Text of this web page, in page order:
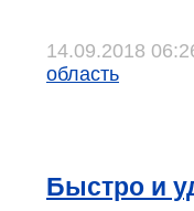
14.09.2018
область
Быстро и